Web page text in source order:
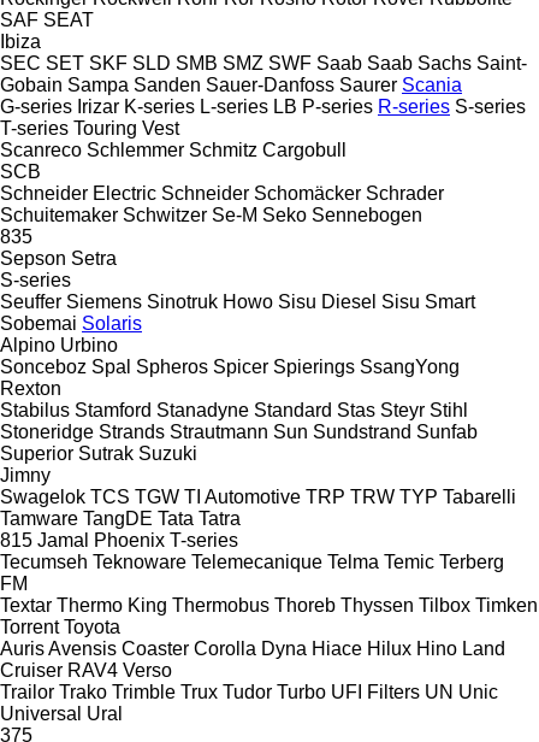
SAF SEAT
Ibiza
SEC SET SKF SLD SMB SMZ SWF Saab Saab Sachs Saint-
Gobain Sampa Sanden Sauer-Danfoss Saurer Scania
G-series Irizar K-series L-series LB P-series R-series S-series
T-series Touring Vest
Scanreco Schlemmer Schmitz Cargobull
SCB
Schneider Electric Schneider Schomäcker Schrader
Schuitemaker Schwitzer Se-M Seko Sennebogen
835
Sepson Setra
S-series
Seuffer Siemens Sinotruk Howo Sisu Diesel Sisu Smart
Sobemai Solaris
Alpino Urbino
Sonceboz Spal Spheros Spicer Spierings SsangYong
Rexton
Stabilus Stamford Stanadyne Standard Stas Steyr Stihl
Stoneridge Strands Strautmann Sun Sundstrand Sunfab
Superior Sutrak Suzuki
Jimny
Swagelok TCS TGW TI Automotive TRP TRW TYP Tabarelli
Tamware TangDE Tata Tatra
815 Jamal Phoenix T-series
Tecumseh Teknoware Telemecanique Telma Temic Terberg
FM
Textar Thermo King Thermobus Thoreb Thyssen Tilbox Timken
Torrent Toyota
AurisAvensis Coaster Corolla Dyna Hiace Hilux Hino Land
Cruiser RAV4 Verso
Trailor Trako Trimble Trux Tudor Turbo UFI Filters UN Unic
Universal Ural
375